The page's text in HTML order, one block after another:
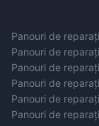
Panouri de
Panouri de
Panouri de
Panouri de
Panouri de
Panouri de